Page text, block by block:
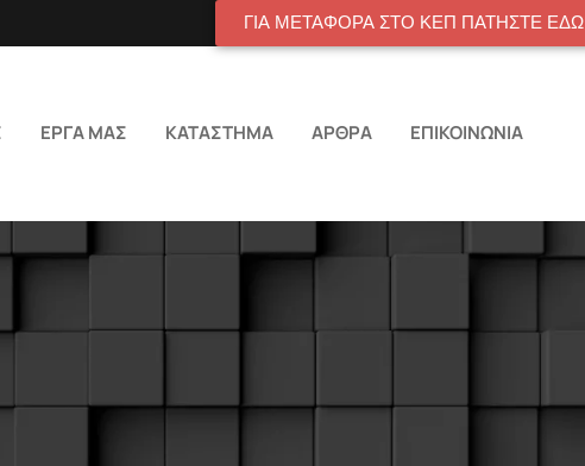
ΓΙΑ ΜΕΤΑΦΟΡΑ ΣΤΟ ΚΕΠ ΠΑΤΗΣΤΕ ΕΔΩ
ΕΡΓΑ ΜΑΣ ΚΑΤΑΣΤΗΜΑ ΑΡΘΡΑ ΕΠΙΚΟΙΝΩΝΙΑ